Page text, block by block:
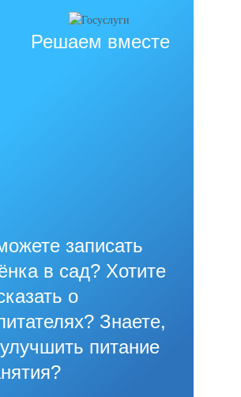
Решаем вместе
записать
в сад? Хотите
о
Знаете,
питание